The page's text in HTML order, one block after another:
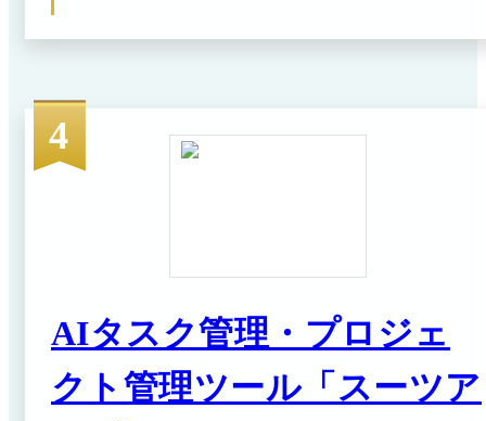
連絡ができます。日常の操作を通じて、これまで見えな
かった「人件費という原価」や「個々のスキル」などの
情報が集まることから、データに基づいた経営の意思決
定が可能です。
4
AIタスク管理・プロジェ
クト管理ツール「スーツア